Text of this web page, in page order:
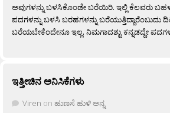
ಅವುಗಳನ್ನು ಬಳಸಿಕೊಂಡೇ ಬರೆಯಿರಿ. ಇಲ್ಲಿ ಕೆಲವರು ಬಹಳ
ಪದಗಳನ್ನು ಬಳಸಿ ಬರಹಗಳನ್ನು
ಬರೆಯಬೇಕೆಂದೇನೂ ಇಲ್ಲ. ನಿಮಗಾದಶ್ಟು ಕನ್ನಡದ್ದೇ
ಇತ್ತೀಚಿನ ಅನಿಸಿಕೆಗಳು
Viren on ಹುಣಸೆ ಹುಳಿ ಅನ್ನ